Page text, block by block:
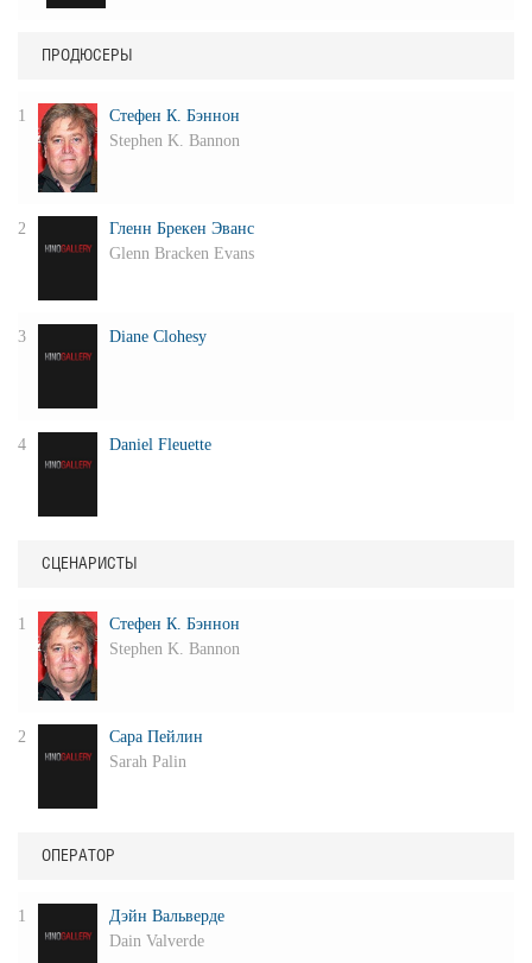
ПРОДЮСЕРЫ
1
Стефен К. Бэннон
Stephen K. Bannon
2
Гленн Брекен Эванс
Glenn Bracken Evans
3 Diane Clohesy
4 Daniel Fleuette
СЦЕНАРИСТЫ
1
Стефен К. Бэннон
Stephen K. Bannon
2
Сара Пейлин
Sarah Palin
ОПЕРАТОР
1
Дэйн Вальверде
Dain Valverde